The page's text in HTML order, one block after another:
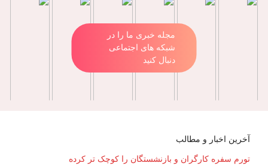
مجله خبری ما را در
شبکه های اجتماعی
دنبال کنید
آخرین اخبار و مطالب
تورم سفره کارگران و بازنشستگان را کوچک تر کرده